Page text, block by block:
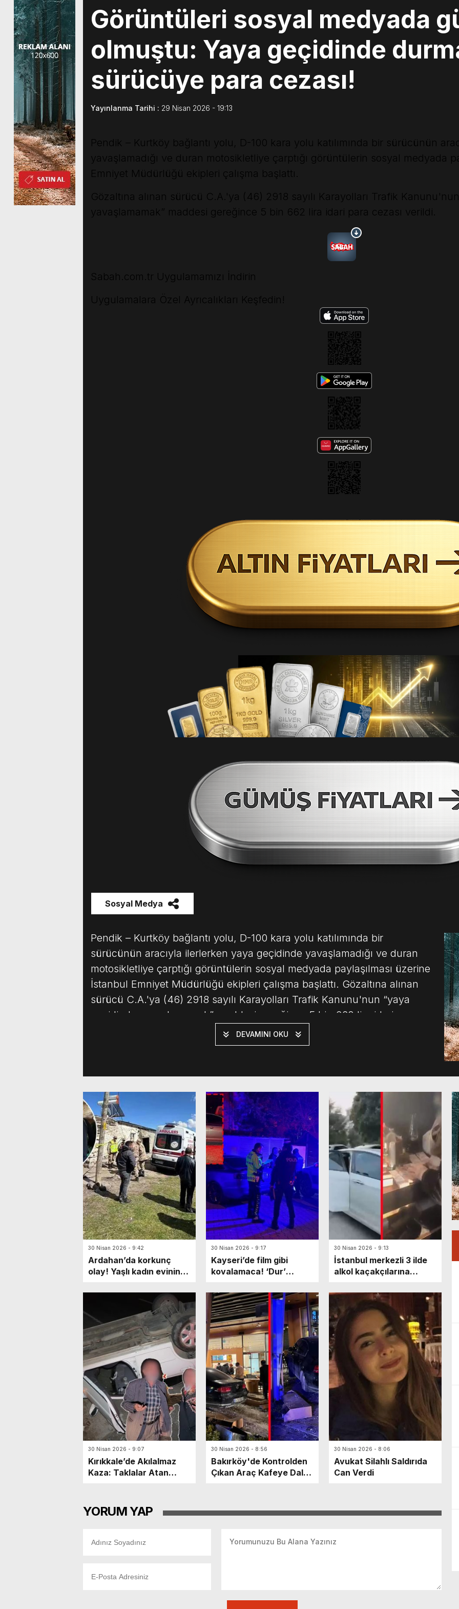
Görüntüleri sosyal medyada
olmuştu: Yaya geçidinde
sürücüye para cezası!
Yayınlanma Tarihi : 29 Nisan 2026 - 19:13
Pendik – Kurtköy bağlantı yolu, D-100 kara yolu katılımında bir sürücünün
yavaşlamadığı ve duran motosikletliye çarptığı görüntülerin sosyal medyada
Emniyet Müdürlüğü ekipleri çalışma başlattı.
Gözaltına alınan sürücü C.A.'ya (46) 2918 sayılı Karayolları Trafik
yavaşlamamak” maddesi gereğince 5 bin 662 lira idari para cezası verildi.
Sabah.com.tr Uygulamamızı İndirin
Uygulamalara Özel Ayrıcalıkları Keşfedin!
Sosyal Medya
Pendik – Kurtköy bağlantı yolu, D-100 kara yolu katılımında bir
sürücünün aracıyla ilerlerken yaya geçidinde yavaşlamadığı ve duran
motosikletliye çarptığı görüntülerin sosyal medyada paylaşılması üzerine
İstanbul Emniyet Müdürlüğü ekipleri çalışma başlattı. Gözaltına alınan
sürücü C.A.'ya (46) 2918 sayılı Karayolları Trafik Kanunu'nun “yaya
geçidinde yavaşlamamak” maddesi gereğince 5 bin 662 lira idari para
cezası verildi. Sabah.com.tr […]DEVAMINI OKU
30 Nisan 2026 - 9:42
Ardahan’da korkunç
olay! Yaşlı kadın evinin
Katili en yakınıymış…
30 Nisan 2026 - 9:17
Kayseri’de film gibi
kovalamaca! ‘Dur’
markette mahsur kaldı:
Yaya olarak kaçarken…
30 Nisan 2026 - 9:13
İstanbul merkezli 3 ilde
alkol kaçakçılarına
30 Nisan 2026 - 9:07
Kırıkkale’de Akılalmaz
Kaza: Taklalar Atan
Dakikalarca Dil Döktü!
30 Nisan 2026 - 8:56
Bakırköy'de Kontrolden
Çıkan Araç Kafeye Daldı:
30 Nisan 2026 - 8:06
Avukat Silahlı Saldırıda
Can Verdi
YORUM YAP